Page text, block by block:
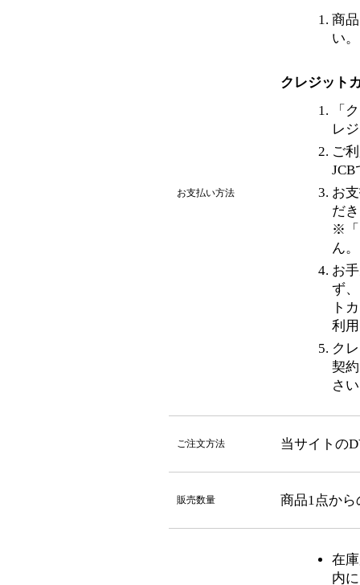
お支払い方法
商
い。
クレジット
「
レ
ご
JCB
お
だ
※「
ん。
お
ず
ト
利
ク
契
さ
ご注文方法 当サイトの
販売数量 商品1点から
在
内